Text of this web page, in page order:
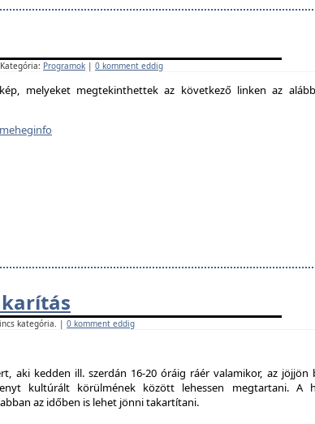
Programok | 0 komment eddig
melyeket megtekinthettek az következő linken az
kategória. | 0 komment eddig
aki kedden ill. szerdán 16-20 óráig ráér valamikor, az jöjjön
kultúrált körülmének között lehessen megtartani. A
az időben is lehet jönni takartítani.